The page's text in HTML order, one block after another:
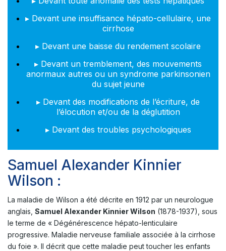
▸ Devant une insuffisance hépato-cellulaire, une
cirrhose
▸ Devant une baisse du rendement scolaire
▸ Devant un tremblement, des mouvements
anormaux autres ou un syndrome parkinsonien
du sujet jeune
▸ Devant des modifications de l’écriture, de
l’élocution et/ou de la déglutition
▸ Devant des troubles psychologiques
Samuel Alexander Kinnier
Wilson :
La maladie de Wilson a été décrite en 1912 par un neurologue
anglais, Samuel Alexander Kinnier Wilson (1878-1937), sous
le terme de « Dégénérescence hépato-lenticulaire
progressive. Maladie nerveuse familiale associée à la cirrhose
du foie ». Il décrit que cette maladie peut toucher les enfants